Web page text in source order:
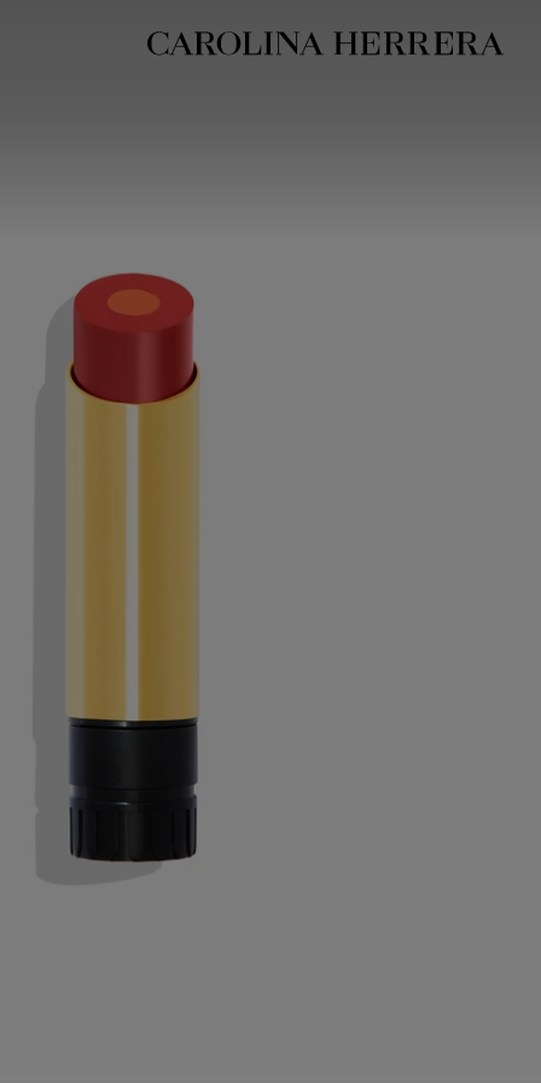
بيان إمكانية الوصول (الرابط)